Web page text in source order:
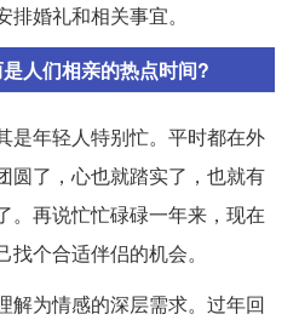
婚礼和相关事宜。
人们相亲的热点时间?
是年轻人特别忙。平时都在外
圆了，心也就踏实了，也就有
。再说忙忙碌碌一年来，现在
个合适伴侣的机会。
解为情感的深层需求。过年回